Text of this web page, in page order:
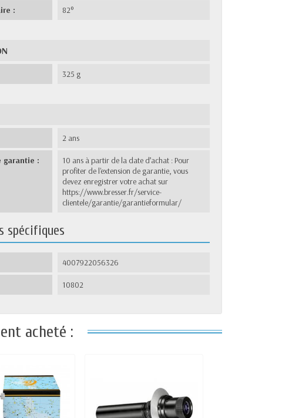
: 82°
325 g
2 ans
garantie :
10 ans à partir de la date d’achat : Pour
profiter de l'extension de garantie, vous
devez enregistrer votre achat sur
https://www.bresser.fr/service-
clientele/garantie/garantieformular/
spécifiques
4007922056326
10802
acheté :